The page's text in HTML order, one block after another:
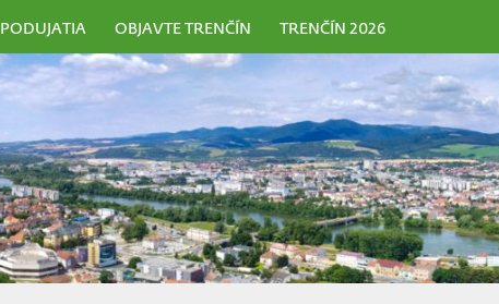
PODUJATIA OBJAVTE TRENČÍN TRENČÍN 2026